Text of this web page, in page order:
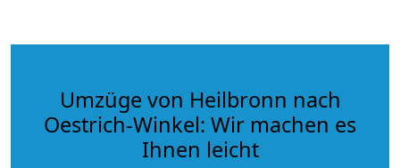
Umzüge von Heilbronn nach
Oestrich-Winkel: Wir machen es
Ihnen leicht